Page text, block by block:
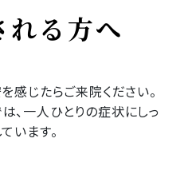
れる方へ
感じたらご来院ください。
、一人ひとりの症状にしっ
います。